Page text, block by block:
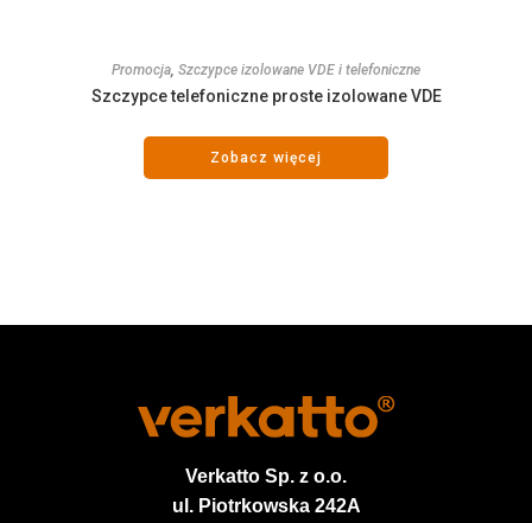
Promocja, Szczypce izolowane VDE i telefoniczne
Szczypce telefoniczne proste izolowane VDE
Zobacz więcej
Verkatto Sp. z o.o.
ul. Piotrkowska 242A